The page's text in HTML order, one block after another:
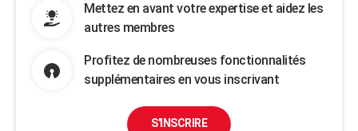
Mettez en avant votre expertise et aidez les
autres membres
Profitez de nombreuses fonctionnalités
supplémentaires en vous inscrivant
S'INSCRIRE